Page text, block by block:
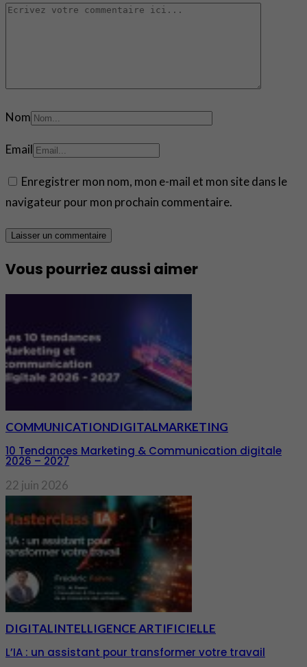
Nom
Email
Enregistrer mon nom, mon e-mail et mon site dans le
navigateur pour mon prochain commentaire.
Vous pourriez aussi aimer
COMMUNICATIONDIGITALMARKETING
10 Tendances Marketing & Communication digitale
2026 – 2027
22 juin 2026
DIGITALINTELLIGENCE ARTIFICIELLE
L’IA : un assistant pour transformer votre travail